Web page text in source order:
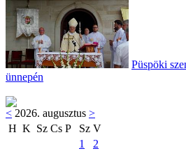
Püspöki
ünnepén
< 2026. augusztus >
H K Sz Cs P Sz V
1
2